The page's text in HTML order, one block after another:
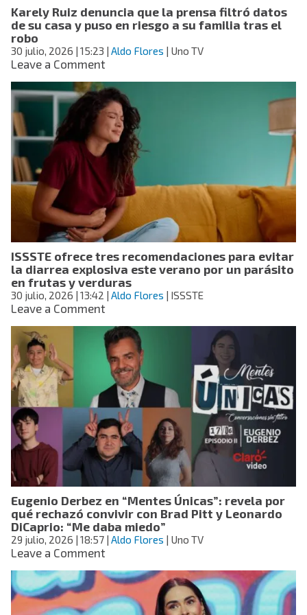
Santo
Domingo
Karely Ruiz denuncia que la prensa filtró datos
de su casa y puso en riesgo a su familia tras el
robo
30 julio, 2026 | 15:23 Aldo Flores | Uno TV
Leave a Commenton
Ruiz
denuncia
que
la
prensa
filtró
datos
de
su
casa
y
puso
en
riesgo
a
su
familia
tras
el
robo
ISSSTE ofrece tres recomendaciones para evitar
la diarrea explosiva este verano por un parásito
en frutas y verduras
30 julio, 2026 | 13:42 Aldo Flores | ISSSTE
Leave a Commenton
ofrece
tres
recomendaciones
para
evitar
la
diarrea
explosiva
este
verano
por
un
parásito
en
frutas
verduras
Eugenio Derbez en “Mentes Únicas”: revela por
qué rechazó convivir con Brad Pitt y Leonardo
DiCaprio: “Me daba miedo”
29 julio, 2026 | 18:57 Aldo Flores | Uno TV
Leave a Commenton
Derbez
en
“Mentes